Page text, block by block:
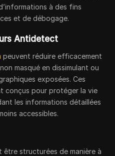
à des fins
et de débogage.
Antidetect
peuvent réduire efficacement
masqué en dissimulant ou
exposées. Ces
conçus pour protéger la vie
les informations détaillées
accessibles.
être structurées de manière à